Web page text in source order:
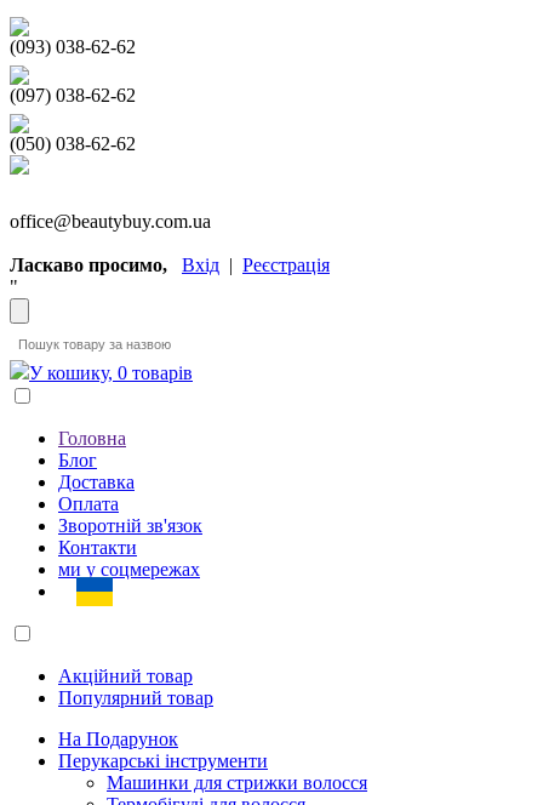
(093) 038-62-62
(097) 038-62-62
(050) 038-62-62
office@beautybuy.com.ua
Ласкаво просимо, Вхід | Реєстрація
"
У кошику, 0 товарів
Головна
Блог
Доставка
Оплата
Зворотній зв'язок
Контакти
ми у соцмережах
Акційний товар
Популярний товар
На Подарунок
Перукарські інструменти
Машинки для стрижки волосся